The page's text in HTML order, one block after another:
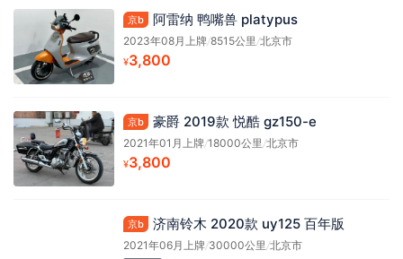
京b 阿雷纳 鸭嘴兽 platypus
2023年08月上牌/8515公里/北京市
¥3,800
京b 豪爵 2019款 悦酷 gz150-e
2021年01月上牌/18000公里/北京市
¥3,800
京b 济南铃木 2020款 uy125 百年版
2021年06月上牌/30000公里/北京市